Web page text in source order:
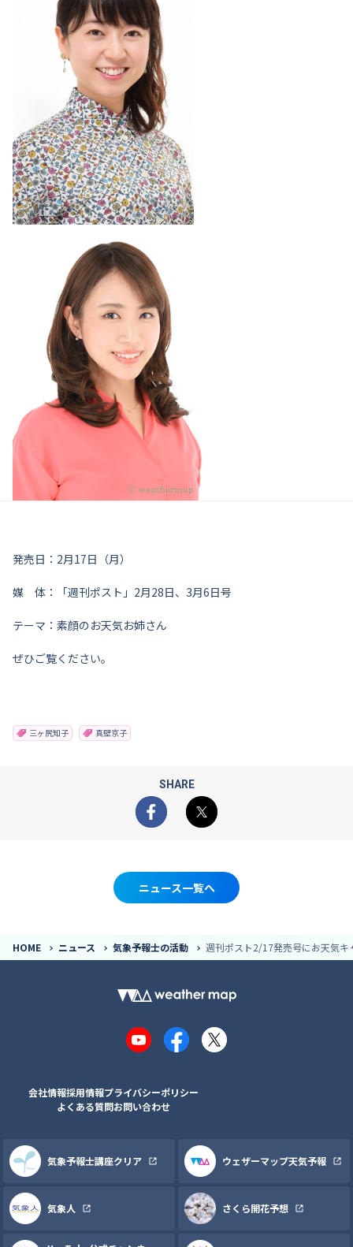
発売日：2月17日（月）
媒 体：「週刊ポスト」2月28日、3月6日号
テーマ：素顔のお天気お姉さん
ぜひご覧ください。
三ヶ尻知子 真壁京子
SHARE
Facebook
X
ニュース一覧へ
HOME ニュース 気象予報士の活動 週刊ポスト2/17発売号にお天気キ
YouTubeFacebook
X
会社情報採用情報プライバシーポリシー
よくある質問お問い合わせ
気象予報士講座クリア ウェザーマップ天気予報
気象人 さくら開花予想